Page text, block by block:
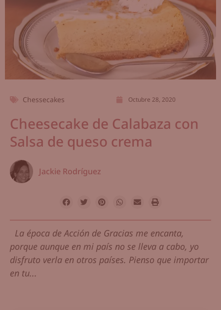
Chessecakes Octubre 28, 2020
Cheesecake de Calabaza con
Salsa de queso crema
Jackie Rodríguez
La época de Acción de Gracias me encanta,
porque aunque en mi país no se lleva a cabo, yo
disfruto verla en otros países. Pienso que importar
en tu...